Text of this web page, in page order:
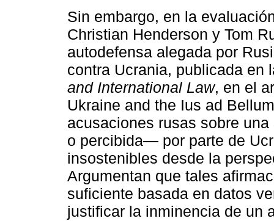
Sin embargo, en la
Christian Henderson y Tom
autodefensa alegada por
contra Ucrania, publicada en
and International Law, en el
Ukraine and the Ius ad
acusaciones rusas sobre
o percibida— por parte de
insostenibles desde la
Argumentan que tales
suficiente basada en datos
justificar la inminencia de un